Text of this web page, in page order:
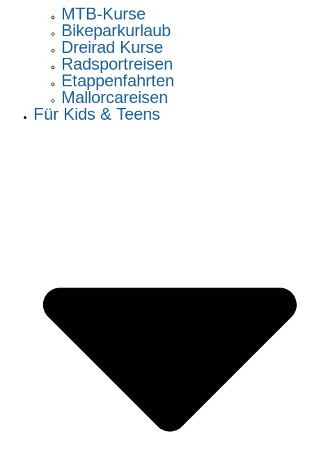
MTB-Kurse
Bikeparkurlaub
Dreirad Kurse
Radsportreisen
Etappenfahrten
Mallorcareisen
Für Kids & Teens